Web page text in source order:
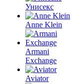
Унисекс
Anne Klein
Armani
Exchange
Aviator